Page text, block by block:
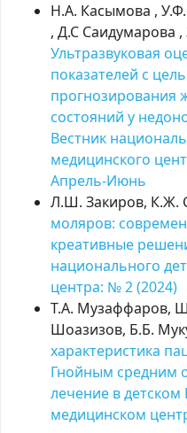
Н.А. Касымова ,
, Д.С Саидумарова ,
Ультразвуковая
показателей с
прогнозирования
состояний у
Вестник
медицинского
Апрель-Июнь
Л.Ш. Закиров, К.Ж.
моляров:
креативные
национального
центра: № 2 (2024)
T.A. Музаффаров,
Шоазизов, Б.Б.
характеристика
Гнойным средним
лечение в
медицинском